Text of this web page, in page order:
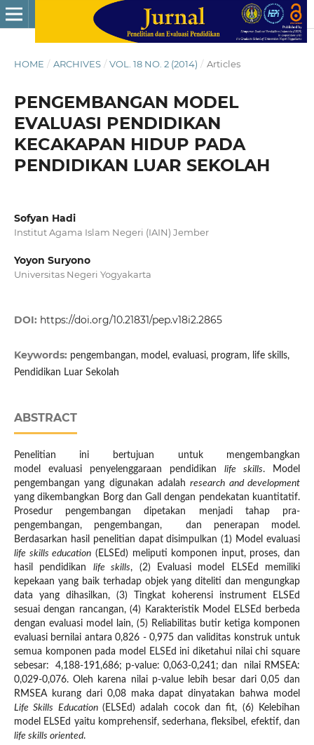
HOME / ARCHIVES / VOL. 18 NO. 2 (2014) / Articles
PENGEMBANGAN MODEL
EVALUASI PENDIDIKAN
KECAKAPAN HIDUP PADA
PENDIDIKAN LUAR SEKOLAH
Sofyan Hadi
Institut Agama Islam Negeri (IAIN) Jember
Yoyon Suryono
Universitas Negeri Yogyakarta
DOI: https://doi.org/10.21831/pep.v18i2.2865
Keywords: pengembangan, model, evaluasi, program, life skills,
Pendidikan Luar Sekolah
ABSTRACT
Penelitian ini bertujuan untuk mengembangkan
model evaluasi penyelenggaraan pendidikanlife skills. Model
pengembangan yang digunakan adalahresearch and development
yang dikembangkan Borg dan Gall dengan pendekatan kuantitatif.
Prosedur pengembangan dipetakan menjadi tahap pra-
pengembangan, pengembangan, dan penerapan model.
Berdasarkan hasil penelitian dapat disimpulkan (1) Model evaluasi
life skills education (ELSEd) meliputi komponen input, proses, dan
hasil pendidikan life skills, (2) Evaluasi model ELSEd memiliki
kepekaan yang baik terhadap objek yang diteliti dan mengungkap
data yang dihasilkan, (3) Tingkat koherensi instrument ELSEd
sesuai dengan rancangan, (4) Karakteristik Model ELSEd berbeda
dengan evaluasi model lain, (5) Reliabilitas butir ketiga komponen
evaluasi bernilai antara 0,826 - 0,975 dan validitas konstruk untuk
semua komponen pada model ELSEd ini diketahui nilai chi square
sebesar: 4,188-191,686; p-value: 0,063-0,241; dan nilai RMSEA:
0,029-0,076. Oleh karena nilai p-value lebih besar dari 0,05 dan
RMSEA kurang dari 0,08 maka dapat dinyatakan bahwa model
Life Skills Education (ELSEd) adalah cocok dan fit, (6) Kelebihan
model ELSEd yaitu komprehensif, sederhana, fleksibel, efektif, dan
life skills oriented.